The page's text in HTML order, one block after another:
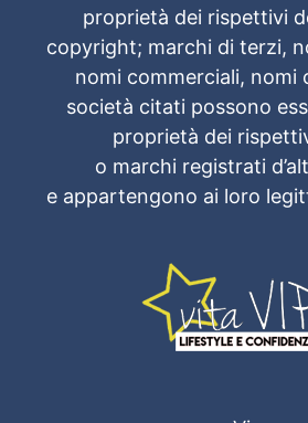
proprietà dei rispettivi
copyright; marchi di terzi,
nomi commerciali, nomi
società citati possono
proprietà dei
o marchi registrati
e appartengono ai loro